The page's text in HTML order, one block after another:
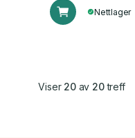
Nettlager
Viser 20av 20treff